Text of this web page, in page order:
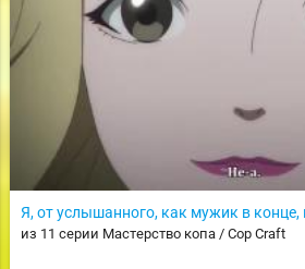
Я, от услышанного, как мужик в конце,
из 11 серии Мастерство копа / Cop Craft